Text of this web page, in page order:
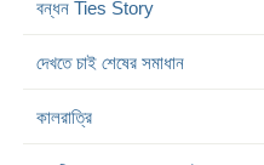
বন্ধন Ties Story
দেখতে চাই শেষের সমাধান
কালরাত্রি